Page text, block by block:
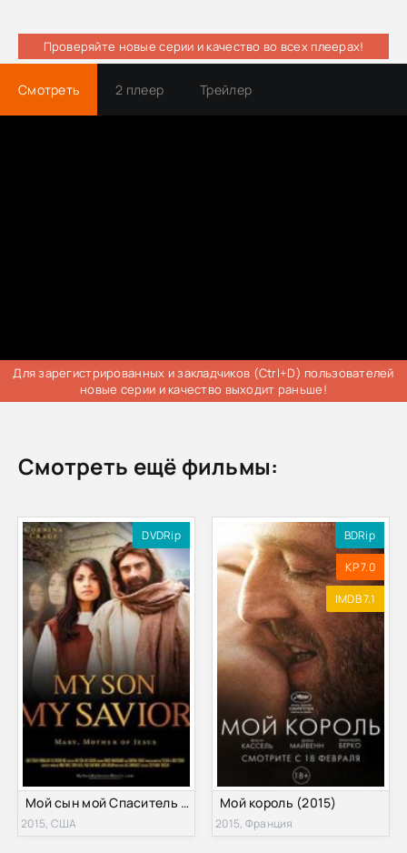
Проверяйте новые серии и качество во всех плеерах!
Смотреть 2 плеер Трейлер
Для зарегистрированных и закладчиков (Ctrl+D) пользователей
новые серии и качество выходит раньше!
Смотреть ещё фильмы:
DVDRip
Мой сын мой Спаситель (2015)
2015, США
BDRip
KP 7.0
IMDB 7.1
Мой король (2015)
2015, Франция